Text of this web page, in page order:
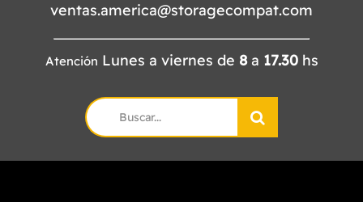
ventas.america@storagecompat.com
Atención Lunes a viernes de 8a 17.30hs
Search
for: